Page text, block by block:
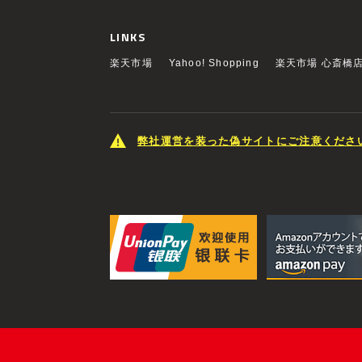
LINKS
楽天市場 Yahoo! Shopping 楽天市場 心斎橋
弊社運営を装った偽サイトにご注意くださ